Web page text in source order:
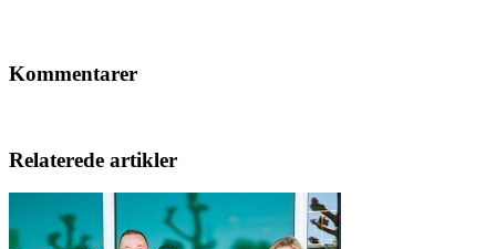
Kommentarer
Relaterede artikler